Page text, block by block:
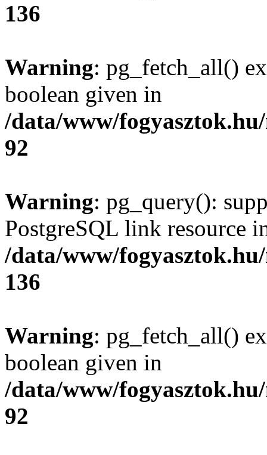
136
Warning: pg_fetch_all()
boolean given in
/data/www/
92
Warning: pg_query():
PostgreSQL link resource
/data/www/
136
Warning: pg_fetch_all()
boolean given in
/data/www/
92